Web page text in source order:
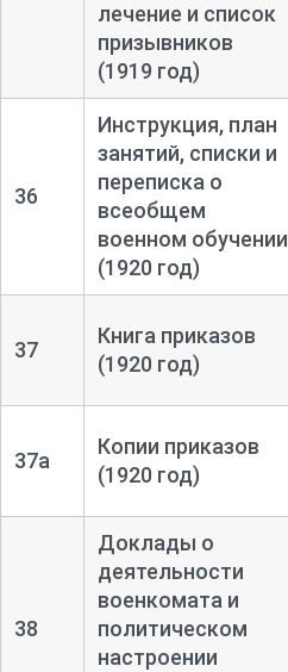
лечение и список
призывников
(1919 год)
36
Инструкция, план
занятий, списки и
переписка о
всеобщем
военном обучении
(1920 год)
37
Книга приказов
(1920 год)
37а
Копии приказов
(1920 год)
38
Доклады о
деятельности
военкомата и
политическом
настроении